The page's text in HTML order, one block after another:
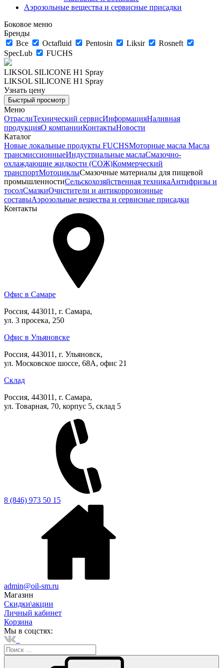
Аэрозольные вещества и сервисные присадки
Боковое меню
Бренды
Все
Octafluid Pentosin Liksir
Rosneft
SpecLub
FUCHS
LIKSOL SILICONE H1 Spray
LIKSOL SILICONE H1 Spray
Узнать цену
Быстрый просмотр
Меню
ОтраслиТехнический сервисИнформацияНаливная
продукцияО компанииКонтактыНовости
Каталог
Новые локальные продукты FUCHSМоторные масла Масла
трансмиссионныеИндустриальные маслаСмазочно-
охлаждающие жидкости (СОЖ)Коммерческий
транспортМотоциклыСмазочные материалы для пищевой
промышленностиСельскохозяйственная техникаАнтифризы и
тосолСмазкиОчистители и антикоррозионные
составыАэрозольные вещества и сервисные присадки
Контакты
Офис в Самаре
Россия, 443011, г. Самара,
ул. 3 просека, 250
Офис в Ульяновске
Россия, 443011, г. Ульяновск,
ул. Московское шоссе, 68А, офис 21
Склад
Россия, 443011, г. Самара,
ул. Товарная, 70, корпус 5, склад 5
8 (846) 973 50 15
admin@oil-sm.ru
Магазин
Скидки\акции
Личный кабинет
Корзина
Мы в соцстях: